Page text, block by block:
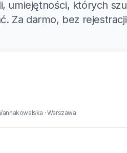
umiejętności, których
Za darmo, bez
· Warszawa